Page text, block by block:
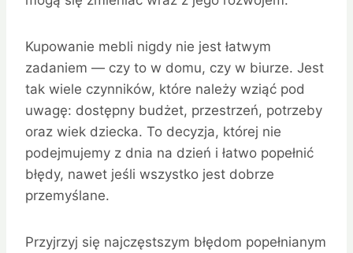
Kupowanie mebli nigdy nie jest łatwym
zadaniem — czy to w domu, czy w biurze. Jest
tak wiele czynników, które należy wziąć pod
uwagę: dostępny budżet, przestrzeń, potrzeby
oraz wiek dziecka. To decyzja, której nie
podejmujemy z dnia na dzień i łatwo popełnić
błędy, nawet jeśli wszystko jest dobrze
przemyślane.
Przyjrzyj się najczęstszym błędom popełnianym